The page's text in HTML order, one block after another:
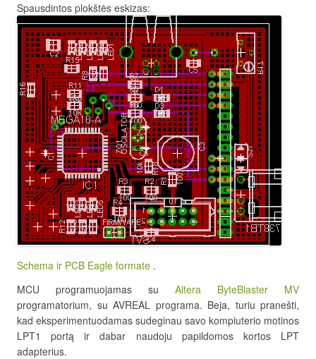
Spausdintos plokštės eskizas:
Schema ir PCB Eagle formate .
MCU programuojamas su Altera ByteBlaster MV
programatorium, su AVREAL programa. Beja, turiu pranešti,
kad eksperimentuodamas sudeginau savo kompiuterio motinos
LPT1 portą ir dabar naudoju papildomos kortos LPT
adapterius.